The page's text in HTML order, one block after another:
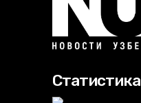
Статистика